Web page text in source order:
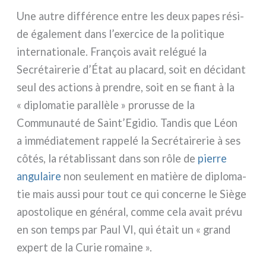
Une autre dif­fé­ren­ce entre les deux papes rési­
de éga­le­ment dans l’exercice de la poli­ti­que
inter­na­tio­na­le. François avait relé­gué la
Secrétairerie d’État au pla­card, soit en déci­dant
seul des actions à pren­dre, soit en se fiant à la
« diplo­ma­tie paral­lè­le » pro­rus­se de la
Communauté de Saint’Egidio. Tandis que Léon
a immé­dia­te­ment rap­pe­lé la Secrétairerie à ses
côtés, la réta­blis­sant dans son rôle de pier­re
angu­lai­re non seu­le­ment en matiè­re de diplo­ma­
tie mais aus­si pour tout ce qui con­cer­ne le Siège
apo­sto­li­que en géné­ral, com­me cela avait pré­vu
en son temps par Paul VI, qui était un « grand
expert de la Curie romai­ne ».